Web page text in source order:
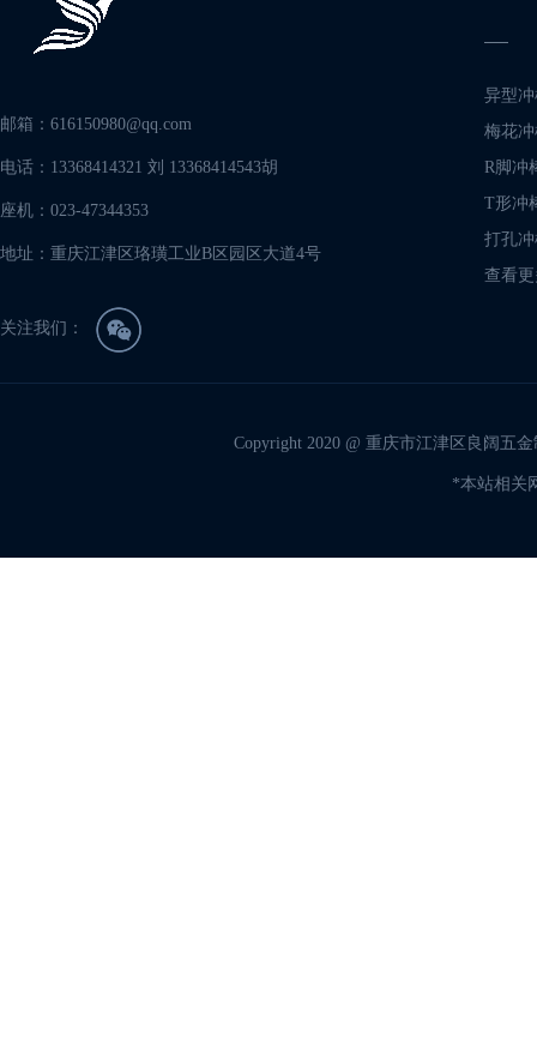
邮箱：616150980@qq.com
电话：13368414321 刘 13368414543胡
座机：023-47344353
地址：重庆江津区珞璜工业B区园区大道4号
关注我们：
异型
梅花
R脚冲
T形冲
打孔
查看
Copyright 2020 @ 重庆市江津区良阔五
*本站相关